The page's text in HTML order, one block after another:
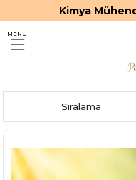
Kimya
MENU
Sıralama